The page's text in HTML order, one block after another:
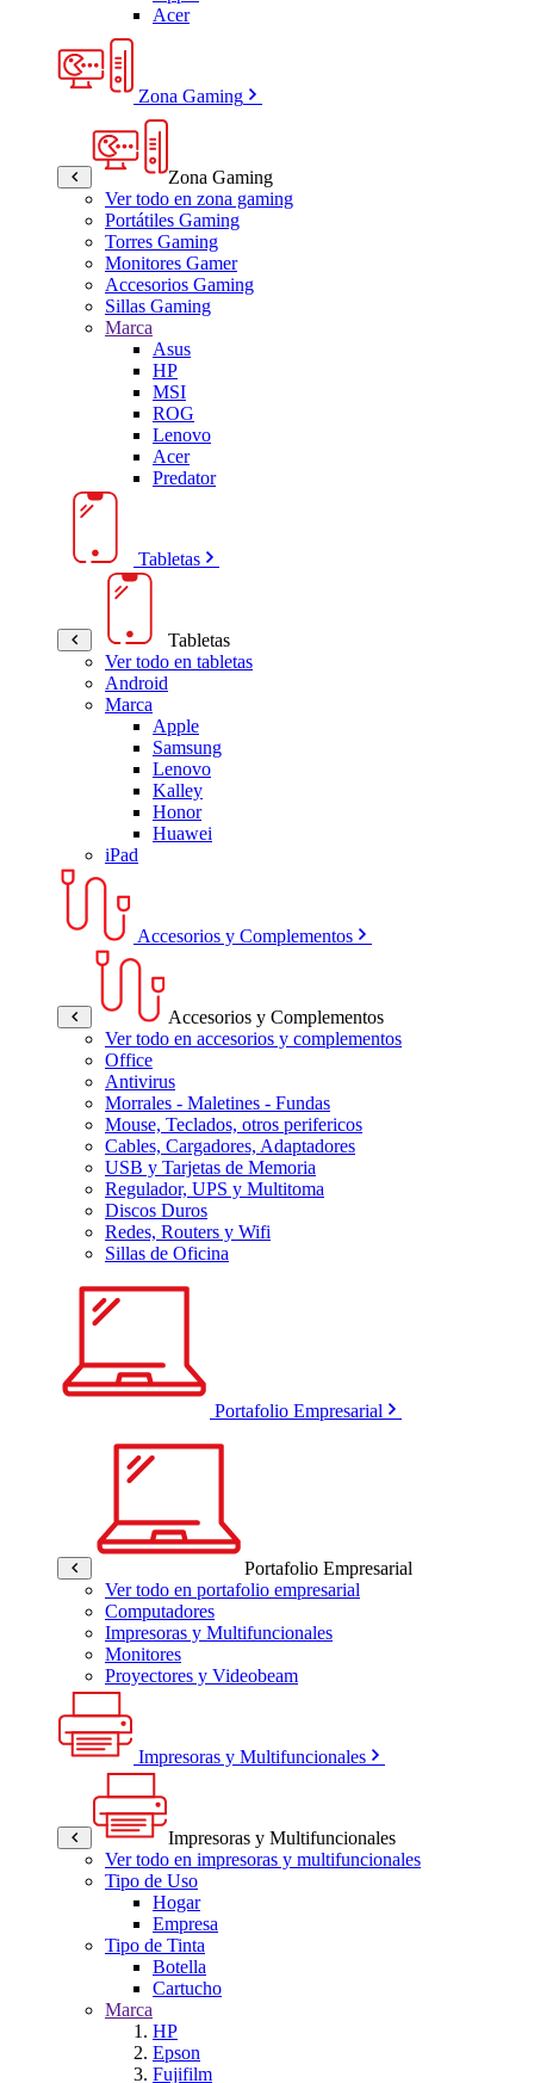
Acer
Zona Gaming
Zona Gaming
Ver todo en zona gaming
Portátiles Gaming
Torres Gaming
Monitores Gamer
Accesorios Gaming
Sillas Gaming
Marca
Asus
HP
MSI
ROG
Lenovo
Acer
Predator
Tabletas
Tabletas
Ver todo en tabletas
Android
Marca
Apple
Samsung
Lenovo
Kalley
Honor
Huawei
iPad
Accesorios y Complementos
Accesorios y Complementos
Ver todo en accesorios y complementos
Office
Antivirus
Morrales - Maletines - Fundas
Mouse, Teclados, otros perifericos
Cables, Cargadores, Adaptadores
USB y Tarjetas de Memoria
Regulador, UPS y Multitoma
Discos Duros
Redes, Routers y Wifi
Sillas de Oficina
Portafolio Empresarial
Portafolio Empresarial
Ver todo en portafolio empresarial
Computadores
Impresoras y Multifuncionales
Monitores
Proyectores y Videobeam
Impresoras y Multifuncionales
Impresoras y Multifuncionales
Ver todo en impresoras y multifuncionales
Tipo de Uso
Hogar
Empresa
Tipo de Tinta
Botella
Cartucho
Marca
HP
Epson
Fujifilm